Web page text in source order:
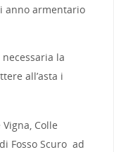
anno armentario
la
all’asta i
Colle
Fosso Scuro ad